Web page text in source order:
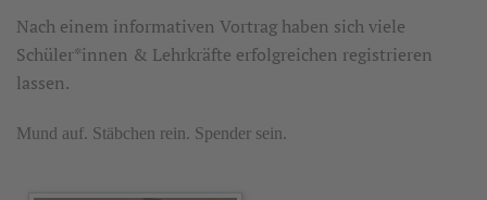
Nach einem informativen Vortrag haben sich viele
Schüler*innen & Lehrkräfte erfolgreichen registrieren
lassen.
Mund auf. Stäbchen rein. Spender sein.